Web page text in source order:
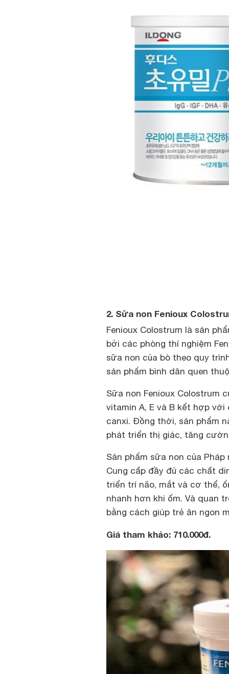
2. Sữa non Fenioux
Fenioux Colostrum là sản
bởi các phòng thí nghiệm
sữa non của bò theo quy
sản phẩm bình dân quen
Sữa non Fenioux Colostrum
vitamin A, E và B kết hợp
canxi. Đồng thời, sản phẩm
phát triển thị giác, tăng
Sản phẩm sữa non của
Cung cấp đầy đủ các chất
triển trí não, mắt và cơ thể,
nhanh hơn khi ốm. Và quan
bằng cách giúp trẻ ăn ngon
Giá tham khảo: 710.000đ.